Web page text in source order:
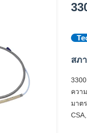
สภ
ควา
มาต